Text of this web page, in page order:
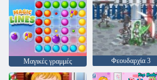
Μαγικές γραμμές Φεουδαρχία 3